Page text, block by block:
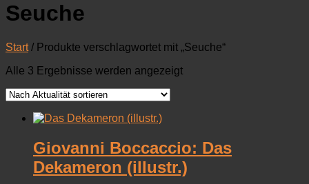
Seuche
Start/ Produkte verschlagwortet mit „Seuche“
Alle 3 Ergebnisse werden angezeigtNach
Giovanni Boccaccio: Das
Dekameron (illustr.)